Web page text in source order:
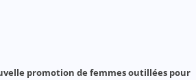
promotion de femmes outillées pour